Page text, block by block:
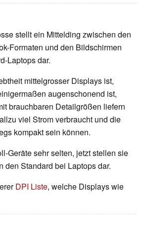
stellt ein Mittelding zwischen den
Formaten und den Bildschirmen
Laptops dar.
mittelgrosser Displays ist,
augenschonend ist,
brauchbaren Detailgrößen liefern
viel Strom verbraucht und die
kompakt sein können.
Geräte sehr selten, jetzt stellen sie
den Standard bei Laptops dar.
DPI Liste, welche Displays wie